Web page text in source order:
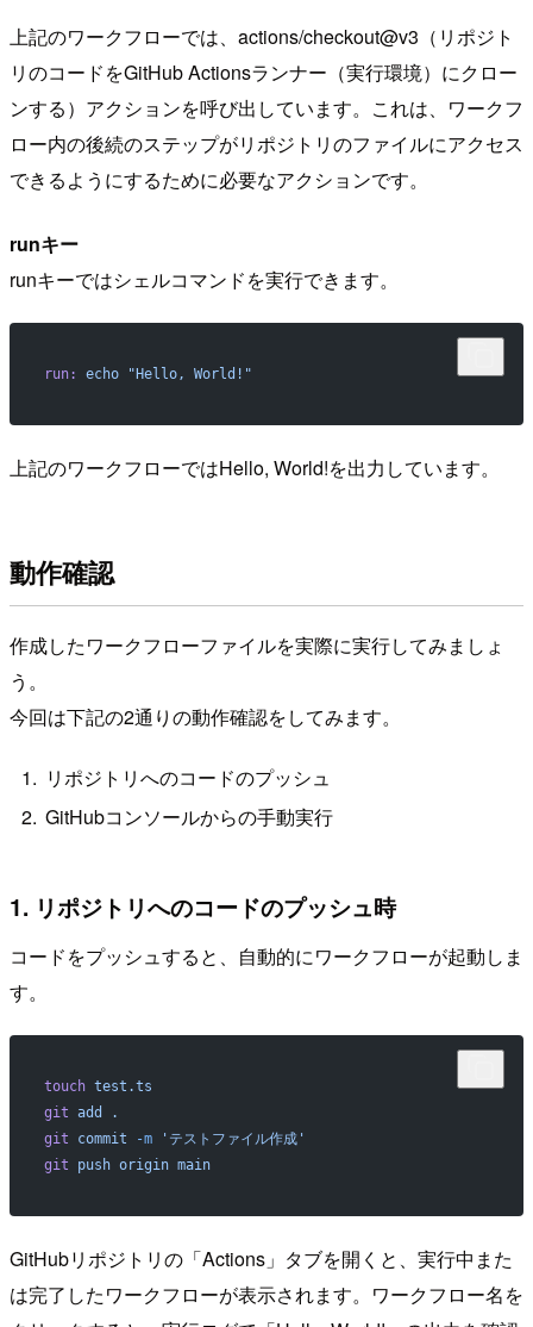
上記のワークフローでは、actions/checkout@v3（リポジト
リのコードをGitHub Actionsランナー（実行環境）にクロー
ンする）アクションを呼び出しています。これは、ワークフ
ロー内の後続のステップがリポジトリのファイルにアクセス
できるようにするために必要なアクションです。
runキー
runキーではシェルコマンドを実行できます。
run: echo "Hello, World!"
上記のワークフローではHello, World!を出力しています。
動作確認
作成したワークフローファイルを実際に実行してみましょ
う。
今回は下記の2通りの動作確認をしてみます。
リポジトリへのコードのプッシュ
GitHubコンソールからの手動実行
1. リポジトリへのコードのプッシュ時
コードをプッシュすると、自動的にワークフローが起動しま
す。
touch test.ts
git add
.
git commit -m 'テストファイル作成'
git push origin main
GitHubリポジトリの「Actions」タブを開くと、実行中また
は完了したワークフローが表示されます。ワークフロー名を